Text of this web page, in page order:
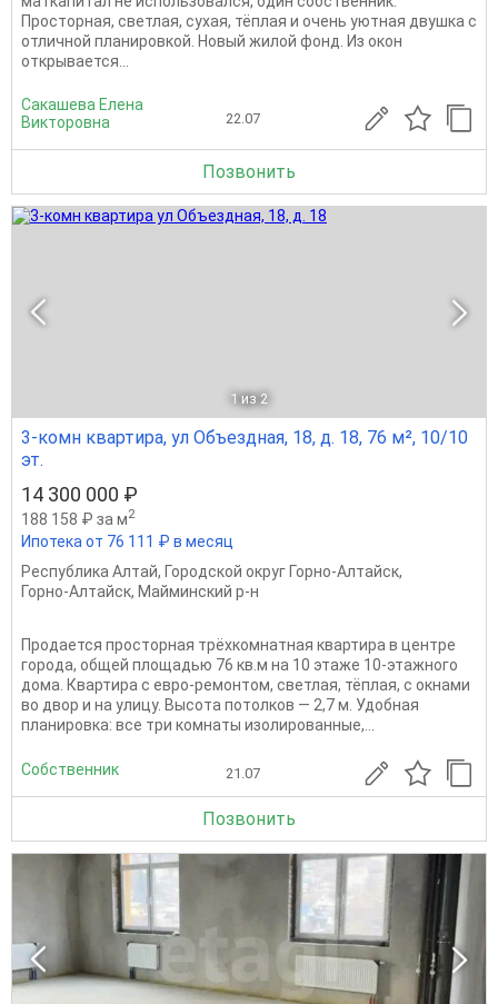
Просторная, светлая, сухая, тёплая и очень уютная двушка с
отличной планировкой. Новый жилой фонд. Из окон
открывается...
Сакашева Елена
Викторовна
22.07
Позвонить
1 из 2
3-комн квартира, ул Объездная, 18, д. 18, 76 м², 10/10
эт.
14 300 000 ₽
188 158 ₽ за м2
Ипотека от 76 111 ₽ в месяц
Республика Алтай, Городской округ Горно-Алтайск,
Горно-Алтайск, Майминский р-н
Продается просторная трёхкомнатная квартира в центре
города, общей площадью 76 кв.м на 10 этаже 10-этажного
дома. Квартира с евро-ремонтом, светлая, тёплая, с окнами
во двор и на улицу. Высота потолков — 2,7 м. Удобная
планировка: все три комнаты изолированные,...
Собственник 21.07
Позвонить